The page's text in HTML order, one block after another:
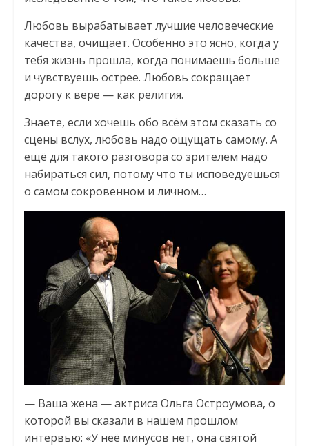
Любовь вырабатывает лучшие человеческие
качества, очищает. Особенно это ясно, когда у
тебя жизнь прошла, когда понимаешь больше
и чувствуешь острее. Любовь сокращает
дорогу к вере — как религия.
Знаете, если хочешь обо всём этом сказать со
сцены вслух, любовь надо ощущать самому. А
ещё для такого разговора со зрителем надо
набираться сил, потому что ты исповедуешься
о самом сокровенном и личном…
— Ваша жена — актриса Ольга Остроумова, о
которой вы сказали в нашем прошлом
интервью: «У неё минусов нет, она святой